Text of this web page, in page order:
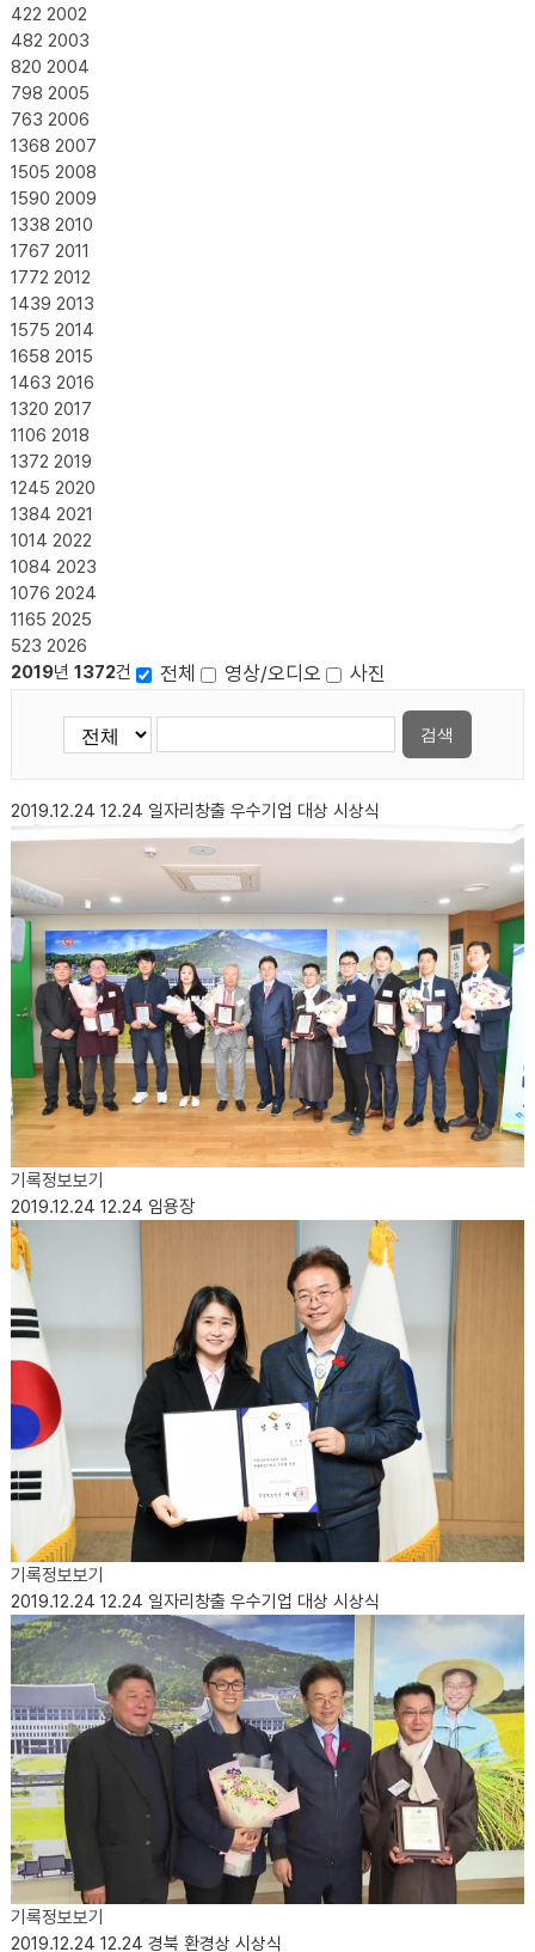
422 2002
482 2003
820 2004
798 2005
763 2006
1368 2007
1505 2008
1590 2009
1338 2010
1767 2011
1772 2012
1439 2013
1575 2014
1658 2015
1463 2016
1320 2017
1106 2018
1372 2019
1245 2020
1384 2021
1014 2022
1084 2023
1076 2024
1165 2025
523 2026
2019년 1372건 전체 영상/오디오 사진
검색
2019.12.24 12.24 일자리창출 우수기업 대상 시상식
기록정보보기
2019.12.24 12.24 임용장
기록정보보기
2019.12.24 12.24 일자리창출 우수기업 대상 시상식
기록정보보기
2019.12.24 12.24 경북 환경상 시상식